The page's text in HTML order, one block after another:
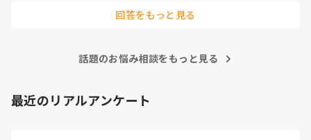
回答をもっと見る
話題のお悩み相談をもっと見る
最近のリアルアンケート